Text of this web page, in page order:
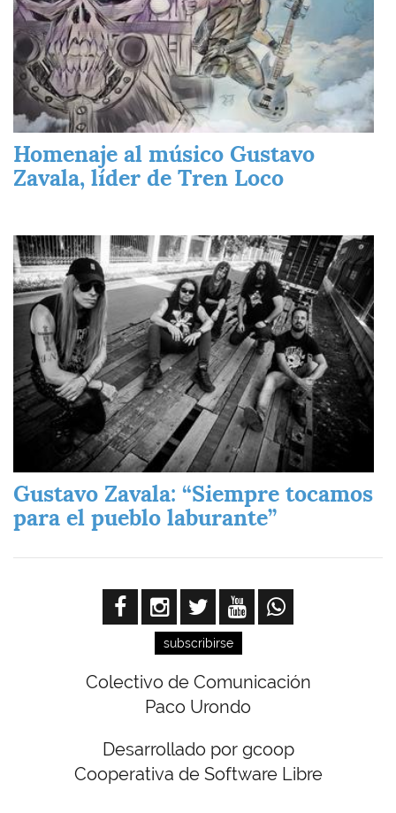
Homenaje al músico Gustavo
Zavala, líder de Tren Loco
Imagen
Gustavo Zavala: “Siempre tocamos
para el pueblo laburante”
subscribirse
Colectivo de Comunicación
Paco Urondo
Desarrollado por gcoop
Cooperativa de Software Libre